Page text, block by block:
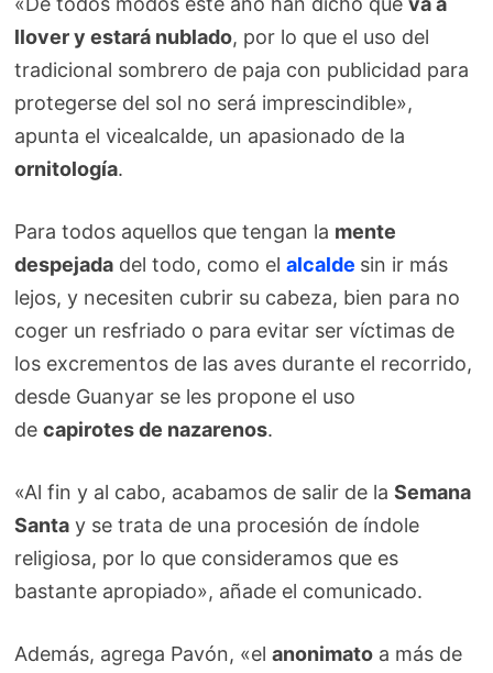
llover y estará nublado, por lo que el uso del
tradicional sombrero de paja con publicidad para
protegerse del sol no será imprescindible»,
apunta el vicealcalde, un apasionado de la
ornitología.
Para todos aquellos que tengan la mente
despejada del todo, como elalcalde sin ir más
lejos, y necesiten cubrir su cabeza, bien para no
coger un resfriado o para evitar ser víctimas de
los excrementos de las aves durante el recorrido,
desde Guanyar se les propone el uso
decapirotes de nazarenos.
«Al fin y al cabo, acabamos de salir de laSemana
Santa y se trata de una procesión de índole
religiosa, por lo que consideramos que es
bastante apropiado», añade el comunicado.
Además, agrega Pavón, «elanonimato a más de